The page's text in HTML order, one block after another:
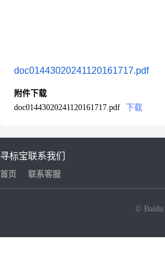
doc01443020241120161717.pdf
附件下载
doc01443020241120161717.pdf
下载
寻标宝
首页
联系我们
联系客服
© Baidu